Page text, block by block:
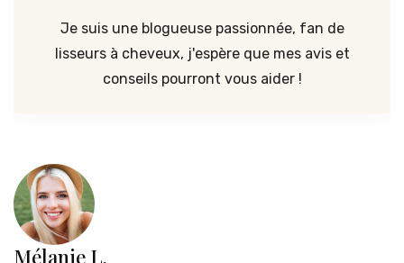
Je suis une blogueuse passionnée, fan de
lisseurs à cheveux, j'espère que mes avis et
conseils pourront vous aider !
Mélanie L.